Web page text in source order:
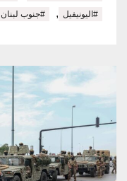
#اليونيفيل , #جنوب لبنان